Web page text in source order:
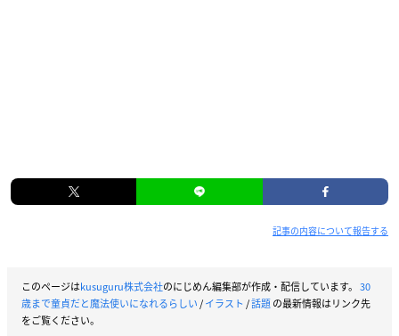
記事の内容について報告する
このページはkusuguru株式会社のにじめん編集部が作成・配信しています。 30
歳まで童貞だと魔法使いになれるらしい/イラスト /話題の最新情報はリンク先
をご覧ください。